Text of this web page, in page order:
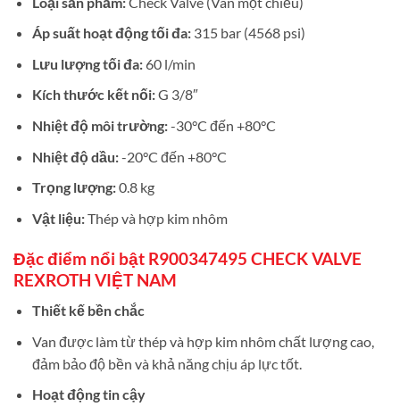
Áp suất hoạt động tối đa:315 bar (4568 psi)
Lưu lượng tối đa:60 l/min
Kích thước kết nối:G 3/8″
Nhiệt độ môi trường:-30°C đến +80°C
Nhiệt độ dầu:-20°C đến +80°C
Trọng lượng:0.8 kg
Vật liệu:Thép và hợp kim nhôm
Đặc điểm nổi bật R900347495 CHECK VALVE
REXROTH VIỆT NAM
Thiết kế bền chắc
Van được làm từ thép và hợp kim nhôm chất lượng cao,
đảm bảo độ bền và khả năng chịu áp lực tốt.
Hoạt động tin cậy